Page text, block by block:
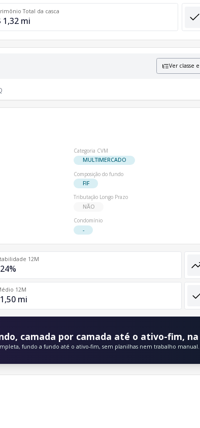
Total da casca
1,32 mi
Ver classe
Categoria CVM
MULTIMERCADO
Composição do fundo
FIF
Tributação Longo Prazo
NÃO
Condomínio
-
12M
12M
mi
camada por camada até o ativo-fim, na
fundo a fundo até o ativo-fim, sem planilhas nem trabalho manual.